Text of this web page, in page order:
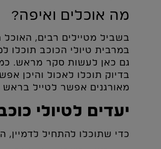
מה אוכלים ואיפה?
בשביל מטיילים רבים,
במרבית טיולי הכוכב תוכלו
גם כאן לעשות סקר מראש.
בדיוק תוכלו לאכול והיכן
מאורגנים אפשר לטייל
יעדים לטיולי
כדי שתוכלו להתחיל לדמיין,